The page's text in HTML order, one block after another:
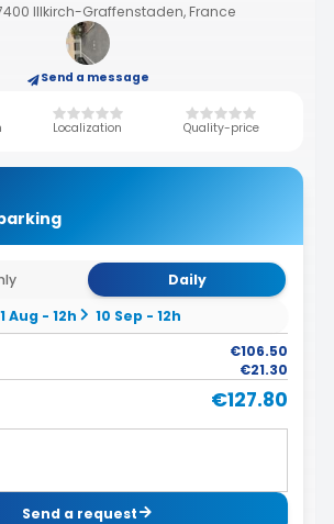
Illkirch-Graffenstaden, France
Send a message
Localization Quality-price
Daily
Aug - 12h
10 Sep - 12h
€106.50
€21.30
€127.80
Send a request